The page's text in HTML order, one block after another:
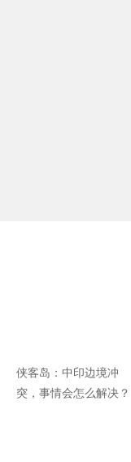
侠客岛：中印边境冲
突，事情会怎么解决？